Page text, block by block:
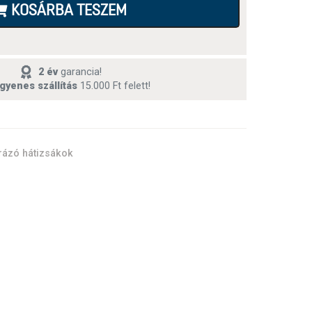
KOSÁRBA TESZEM
2 évgarancia!
szállítás15.000 Ft felett!
hátizsákok